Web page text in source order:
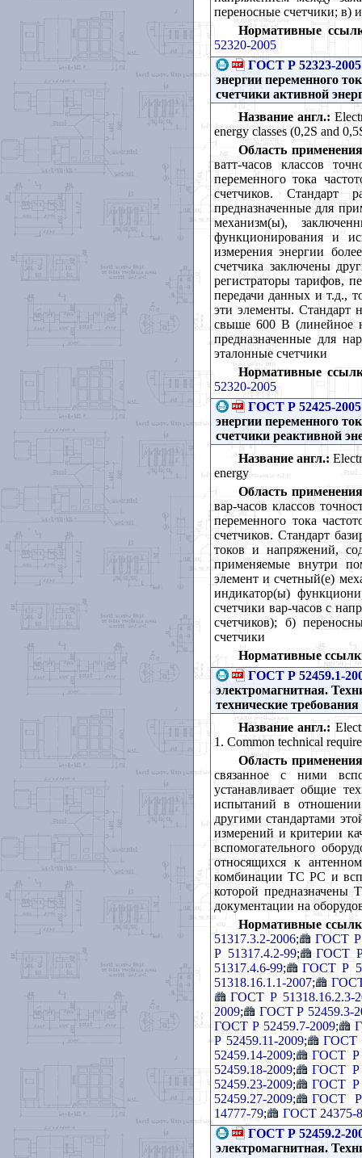
переносные счетчики; в)
Нормативные
52320-2005
ГОСТ Р 52323-2005
энергии переменного
счетчики активной
Название англ.:
energy classes (0,2S and
Область
ватт-часов классов
переменного тока
счетчиков. Стандарт
предназначенные для
механизм(ы),
функционирования и
измерения энергии
счетчика заключены
регистраторы тарифов,
передачи данных и т.д.,
эти элементы. Стандарт
свыше 600 В (линейное
предназначенные для
эталонные счетчики
Нормативные
52320-2005
ГОСТ Р 52425-2005
энергии переменного
счетчики реактивной
Название англ.:
energy
Область
вар-часов классов
переменного тока
счетчиков. Стандарт
токов и напряжений,
применяемые внутри
элемент и счетный(е)
индикатор(ы)
счетчики вар-часов с
счетчиков); б)
счетчики
Нормативные
ГОСТ Р 52459.1-
электромагнитная.
технические
Название англ.:
1. Common technical
Область
связанное с ними
устанавливает общие
испытаний в
другими стандартами
измерений и критерии
вспомогательного
относящихся к
комбинации ТС РС и
которой предназначены
документации на
Нормативные
51317.3.2-2006;
ГОСТ Р
Р 51317.4.2-99;
ГОСТ Р
51317.4.6-99;
ГОСТ Р
51318.16.1.1-2007;
ГОСТ
ГОСТ Р 51318.16.2.3-
2009;
ГОСТ Р 52459.3-
ГОСТ Р 52459.7-2009;
Р 52459.11-2009;
ГОСТ
52459.14-2009;
ГОСТ Р
52459.18-2009;
ГОСТ Р
52459.23-2009;
ГОСТ Р
52459.27-2009;
ГОСТ Р
14777-79;
ГОСТ 24375-
ГОСТ Р 52459.2-
электромагнитная.